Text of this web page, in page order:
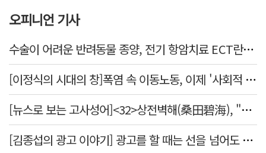
오피니언 기사
수술이 어려운 반려동물 종양, 전기 항암치료 ECT란? [반려동물 건강톡톡]
[이정식의 시대의 창]폭염 속 이동노동, 이제 '사회적 위험 관리'로 전환할 때
[뉴스로 보는 고사성어]<32>상전벽해(桑田碧海), "뽕나무밭이 푸른 바다가 되었다."
[김종섭의 광고 이야기] 광고를 할 때는 선을 넘어도 좋습니다.